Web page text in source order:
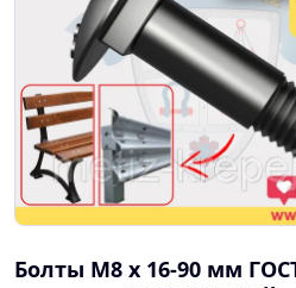
Болты М8 х 16-90 мм